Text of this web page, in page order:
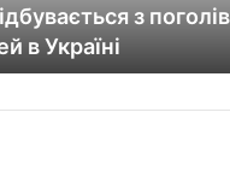
з
в Україні